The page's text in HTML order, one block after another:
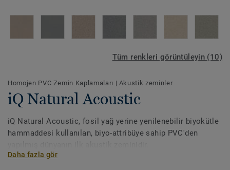
Tüm renkleri görüntüleyin (10)
Homojen PVC Zemin Kaplamaları | Akustik zeminler
iQ Natural Acoustic
iQ Natural Acoustic, fosil yağ yerine yenilenebilir biyokütle
hammaddesi kullanılan, biyo-attribüye sahip PVC'den
Daha fazla gör